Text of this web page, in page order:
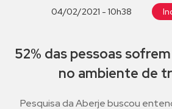
04/02/2021 - 10h38
52% das pessoas
no ambiente de
Pesquisa da Aberje buscou